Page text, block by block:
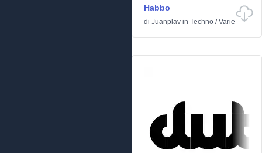
Habbo
di Juanplav in Techno /Varie